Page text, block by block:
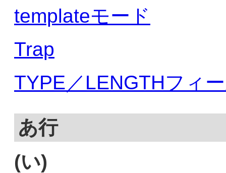
templateモード
Trap
TYPE／LENGTHフィ
あ行
(い)